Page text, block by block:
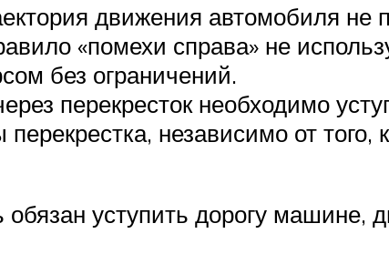
движения автомобиля не
«помехи справа» не
без ограничений.
перекресток необходимо
независимо от того,
уступить дорогу машине,